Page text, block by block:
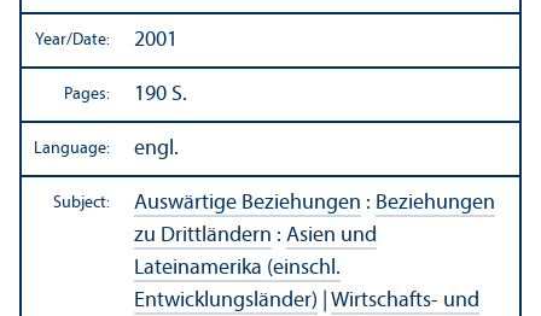
Year/Date: 2001
Pages: 190 S.
Language: engl.
Subject: Auswärtige Beziehungen : Beziehungen
zu Drittländern : Asien und
Lateinamerika (einschl.
Entwicklungsländer)
Wirtschafts- und